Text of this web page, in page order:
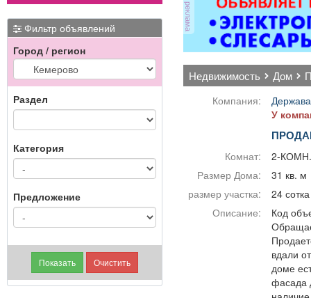
-Комплектация номеров
всем необходимым
перед заселением
постояльцев. -Смена
постельного белья и
полотенец. -Стирка и
растений. -Проверка
кондиционера,
холодильника и др.
-Пополнение запаса
предметов личной
гигиены, а также мини-
отдельных поручений
Фильтр объявлений
Город / регион
Раздел
Категория
Предложение
реклама
недвижимость дом
Компания:
У
Комнат:
2-КОМН.
Размер Дома:
31 кв. м
размер участка:
24 сотка
Описание:
Код
вдали
доме
фасада